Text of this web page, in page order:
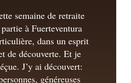
semaine de retraite
à Fuerteventura
dans un esprit
de découverte. Et je
J’y ai découvert:
généreuses